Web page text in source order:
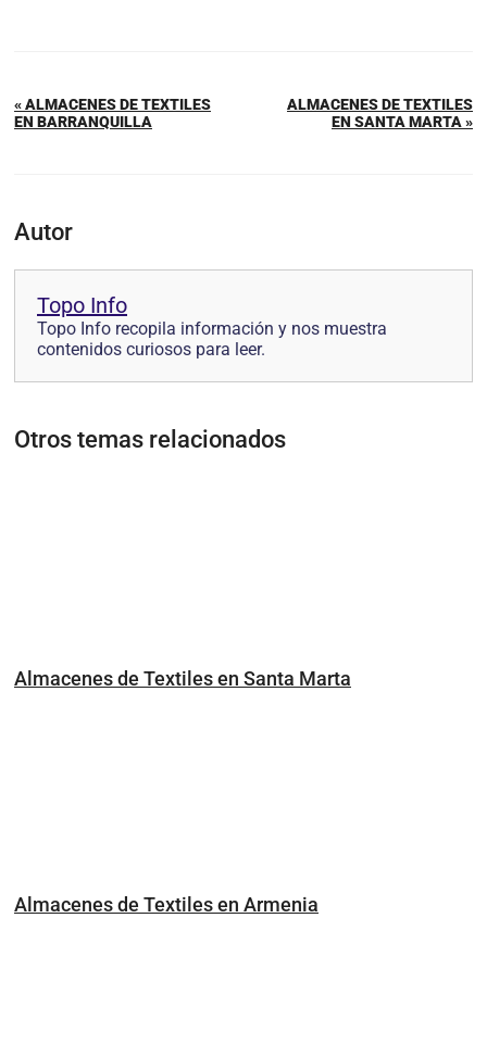
« ALMACENES DE TEXTILES
EN BARRANQUILLA
ALMACENES DE TEXTILES
EN SANTA MARTA »
Autor
Topo Info
Topo Info recopila información y nos muestra
contenidos curiosos para leer.
Otros temas relacionados
Almacenes de Textiles en Santa Marta
Almacenes de Textiles en Armenia